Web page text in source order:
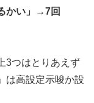
かい」→7回
3つはとりあえず
は高設定示唆か設